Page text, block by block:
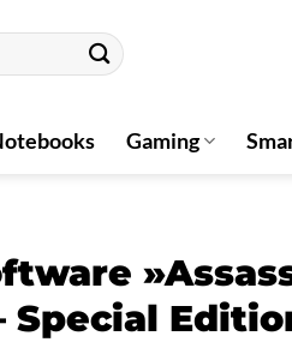
Gaming
Special